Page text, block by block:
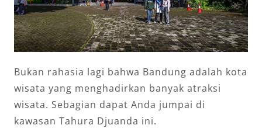
Bukan rahasia lagi bahwa Bandung adalah kota
wisata yang menghadirkan banyak atraksi
wisata. Sebagian dapat Anda jumpai di
kawasan Tahura Djuanda ini.